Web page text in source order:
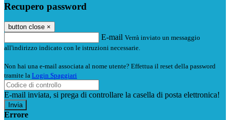
Recupero password
button close ×
E-mail Verrà inviato un messaggio
all'indirizzo indicato con le istruzioni necessarie.
Non hai una e-mail associata al nome utente? Effettua il reset della password
tramite la Login Spaggiari
E-mail inviata, si prega di controllare la casella di posta elettronica!
Errore